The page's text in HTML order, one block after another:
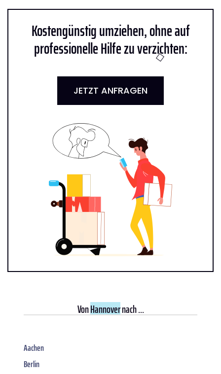
Kostengünstig umziehen, ohne auf
professionelle Hilfe zu verzichten:
JETZT ANFRAGEN
VonHannovernach ...
Aachen
Berlin